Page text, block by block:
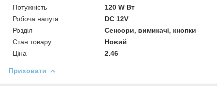
Потужність
120 W Вт
Робоча напуга
DC 12V
Розділ
Сенсори, вимикачі, кнопки
Стан товару
Новий
Ціна
2.46
Приховати